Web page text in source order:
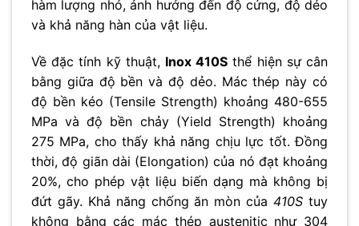
hàm lượng nhỏ, ảnh hưởng đến độ cứng, độ dẻo
và khả năng hàn của vật liệu.
Về đặc tính kỹ thuật, Inox 410S thể hiện sự cân
bằng giữa độ bền và độ dẻo. Mác thép này có
độ bền kéo (Tensile Strength) khoảng 480-655
MPa và độ bền chảy (Yield Strength) khoảng
275 MPa, cho thấy khả năng chịu lực tốt. Đồng
thời, độ giãn dài (Elongation) của nó đạt khoảng
20%, cho phép vật liệu biến dạng mà không bị
đứt gãy. Khả năng chống ăn mòn của410S tuy
không bằng các mác thép austenitic như 304